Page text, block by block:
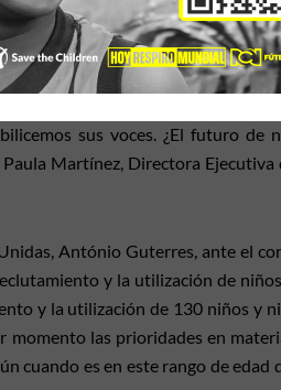
niñas, niños y adolescentes
27mil y 40mil. Esto no puede
pensar siempre en miles de
sus voces. ¿El futuro de
Martínez, Directora Ejecutiva
António Guterres, ante el
y la utilización de
y la utilización de 130 niños y
las prioridades en
cuando es en este rango de edad